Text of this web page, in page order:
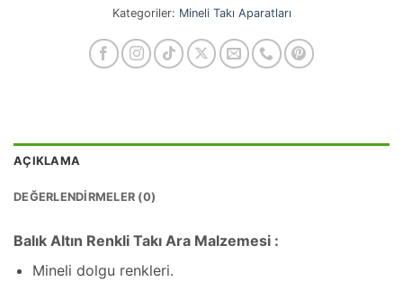
Kategoriler: Mineli Takı Aparatları
AÇIKLAMA
DEĞERLENDIRMELER (0)
Balık Altın Renkli Takı Ara Malzemesi :
Mineli dolgu renkleri.